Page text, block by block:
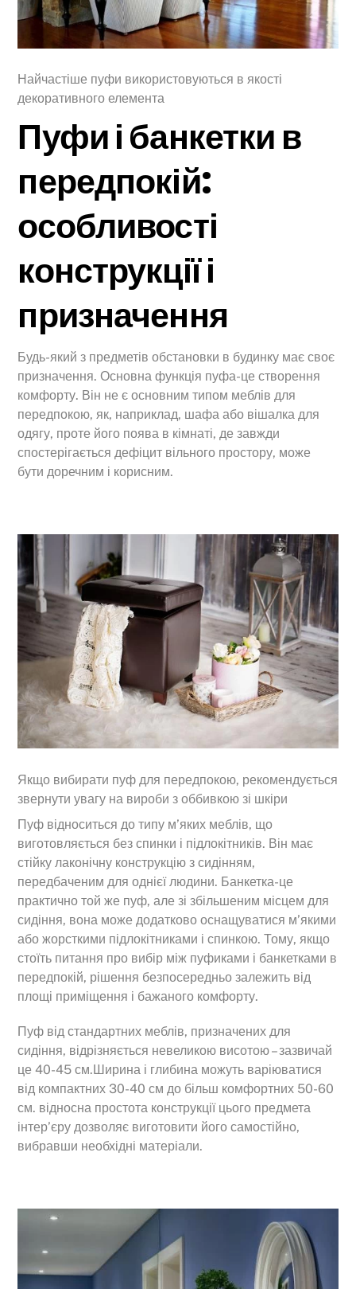
Найчастіше пуфи використовуються в якості
декоративного елемента
Пуфи і банкетки в
передпокій:
особливості
конструкції і
призначення
Будь-який з предметів обстановки в будинку має своє
призначення. Основна функція пуфа-це створення
комфорту. Він не є основним типом меблів для
передпокою, як, наприклад, шафа або вішалка для
одягу, проте його поява в кімнаті, де завжди
спостерігається дефіцит вільного простору, може
бути доречним і корисним.
Якщо вибирати пуф для передпокою, рекомендується
звернути увагу на вироби з оббивкою зі шкіри
Пуф відноситься до типу м’яких меблів, що
виготовляється без спинки і підлокітників. Він має
стійку лаконічну конструкцію з сидінням,
передбаченим для однієї людини. Банкетка-це
практично той же пуф, але зі збільшеним місцем для
сидіння, вона може додатково оснащуватися м’якими
або жорсткими підлокітниками і спинкою. Тому, якщо
стоїть питання про вибір між пуфиками і банкетками в
передпокій, рішення безпосередньо залежить від
площі приміщення і бажаного комфорту.
Пуф від стандартних меблів, призначених для
сидіння, відрізняється невеликою висотою – зазвичай
це 40-45 см.Ширина і глибина можуть варіюватися
від компактних 30-40 см до більш комфортних 50-60
см. відносна простота конструкції цього предмета
інтер’єру дозволяє виготовити його самостійно,
вибравши необхідні матеріали.